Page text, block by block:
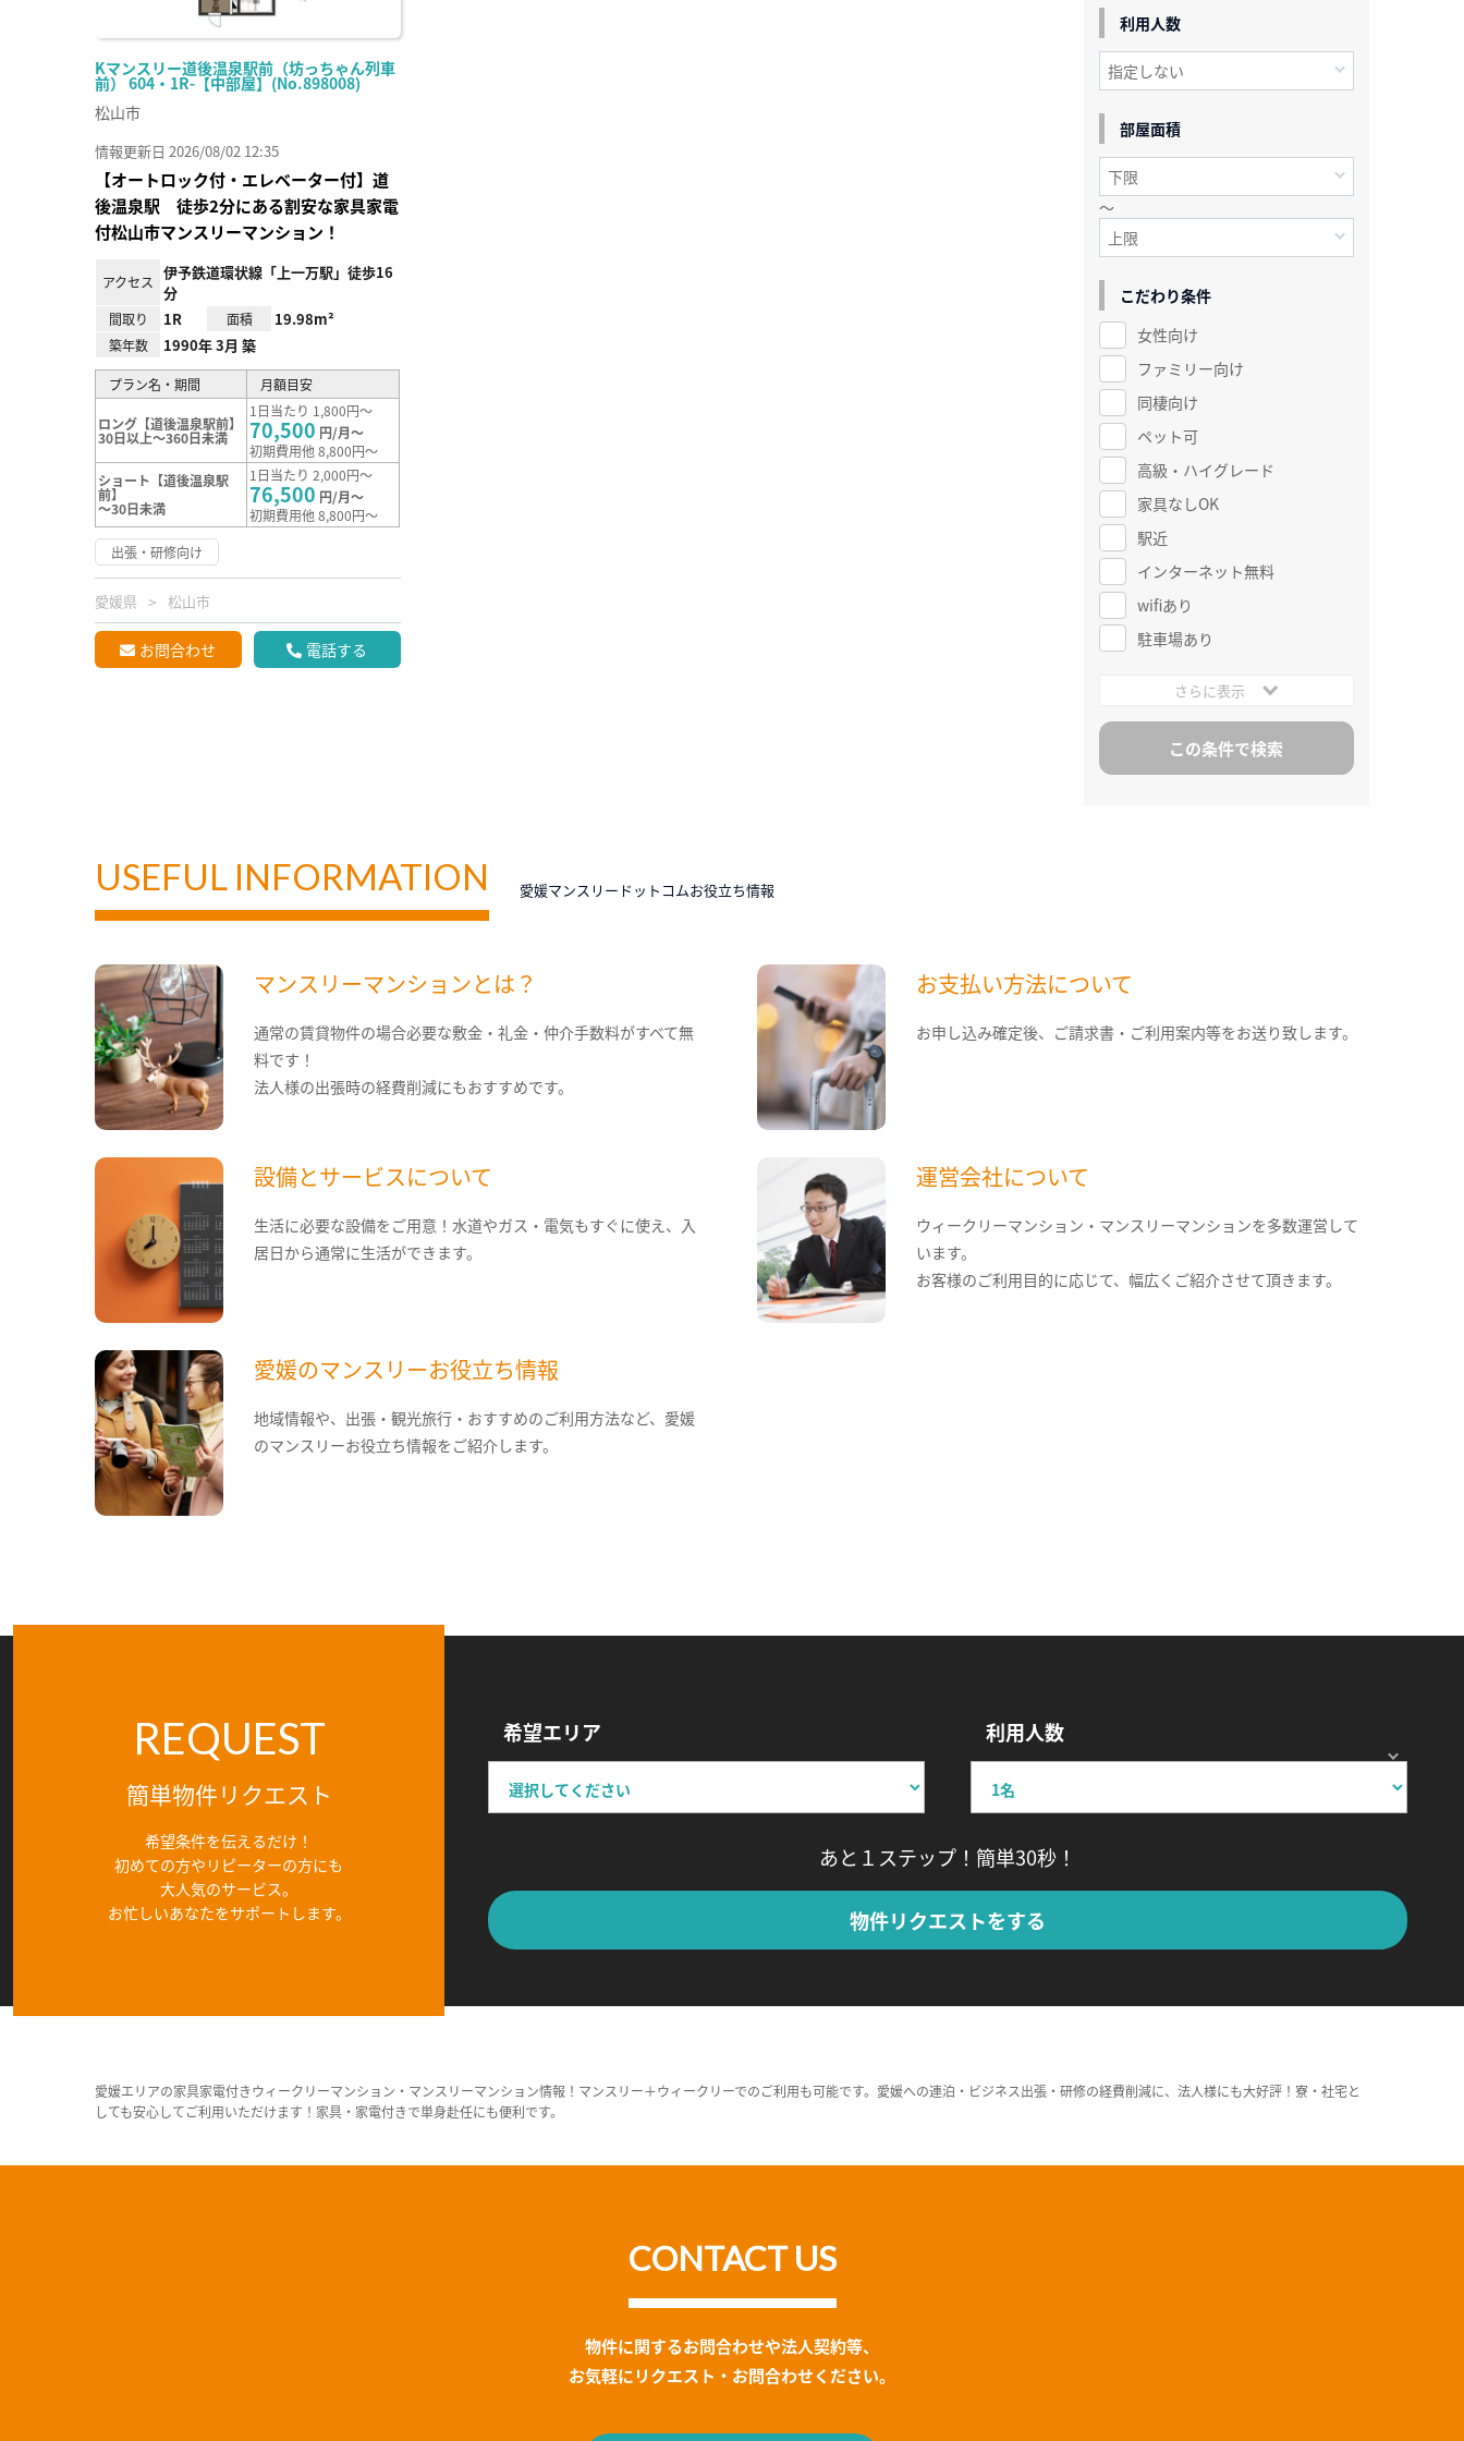
Kマンスリー道後温泉駅前（坊っちゃん列車
前） 604・1R-【中部屋】(No.898008)
松山市
情報更新日 2026/08/02 12:35
【オートロック付・エレベーター付】道
後温泉駅 徒歩2分にある割安な家具家電
付松山市マンスリーマンション！
アクセス
伊予鉄道環状線「上一万駅」徒歩16
分
間取り 1R 面積 19.98m²
築年数 1990年 3月 築
プラン名・期間 月額目安
ロング【道後温泉駅前】
30日以上～360日未満
1日当たり 1,800円～
70,500 円/月～
初期費用他 8,800円～
ショート【道後温泉駅
前】
～30日未満
1日当たり 2,000円～
76,500 円/月～
初期費用他 8,800円～
出張・研修向け
愛媛県 松山市
お問合わせ 電話する
利用人数
部屋面積
～
こだわり条件
女性向け
ファミリー向け
同棲向け
ペット可
高級・ハイグレード
家具なしOK
駅近
インターネット無料
wifiあり
駐車場あり
さらに表示
USEFUL INFORMATION 愛媛マンスリードットコムお役立ち情報
マンスリーマンションとは？
通常の賃貸物件の場合必要な敷金・礼金・仲介手数料がすべて無
料です！
法人様の出張時の経費削減にもおすすめです。
お支払い方法について
お申し込み確定後、ご請求書・ご利用案内等をお送り致します。
設備とサービスについて
生活に必要な設備をご用意！水道やガス・電気もすぐに使え、入
居日から通常に生活ができます。
運営会社について
ウィークリーマンション・マンスリーマンションを多数運営して
います。
お客様のご利用目的に応じて、幅広くご紹介させて頂きます。
愛媛のマンスリーお役立ち情報
地域情報や、出張・観光旅行・おすすめのご利用方法など、愛媛
のマンスリーお役立ち情報をご紹介します。
REQUEST
簡単物件リクエスト
希望条件を伝えるだけ！
初めての方やリピーターの方にも
大人気のサービス。
お忙しいあなたをサポートします。
希望エリア 利用人数
あと１ステップ！簡単30秒！
物件リクエストをする
愛媛エリアの家具家電付きウィークリーマンション・マンスリーマンション情報！マンスリー＋ウィークリーでのご利用も可能です。愛媛への連泊・ビジネス出張・研修の経費削減に、法人様にも大好評！寮・社宅と
しても安心してご利用いただけます！家具・家電付きで単身赴任にも便利です。
CONTACT US
物件に関するお問合わせや法人契約等、
お気軽にリクエスト・お問合わせください。